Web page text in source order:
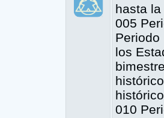
hasta
005
Periodo
los
010